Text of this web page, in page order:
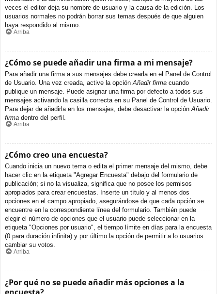
veces el editor deja su nombre de usuario y la causa de la edición. Los
usuarios normales no podrán borrar sus temas después de que alguien
haya respondido al mismo.
Arriba
¿Cómo se puede añadir una firma a mi mensaje?
Para añadir una firma a sus mensajes debe crearla en el Panel de Control
de Usuario. Una vez creada, active la opción Añadir firma cuando
publique un mensaje. Puede asignar una firma por defecto a todos sus
mensajes activando la casilla correcta en su Panel de Control de Usuario.
Para dejar de añadirla en los mensajes, debe desactivar la opción Añadir
firma dentro del perfil.
Arriba
¿Cómo creo una encuesta?
Cuando inicia un nuevo tema o edita el primer mensaje del mismo, debe
hacer clic en la etiqueta "Agregar Encuesta" debajo del formulario de
publicación; si no la visualiza, significa que no posee los permisos
apropiados para crear encuestas. Inserte un título y al menos dos
opciones en el campo apropiado, asegurándose de que cada opción se
encuentre en la correspondiente línea del formulario. También puede
elegir el número de opciones que el usuario puede seleccionar en la
etiqueta "Opciones por usuario", el tiempo límite en días para la encuesta
(0 para duración infinita) y por último la opción de permitir a lo usuarios
cambiar su votos.
Arriba
¿Por qué no se puede añadir más opciones a la